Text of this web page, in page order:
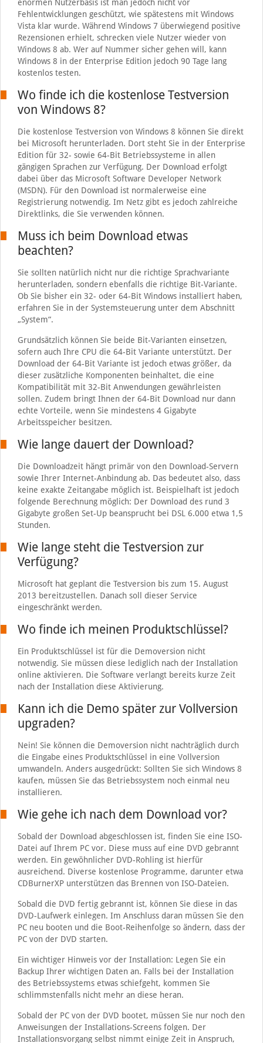
enormen Nutzerbasis ist man jedoch nicht vor
Fehlentwicklungen geschützt, wie spätestens mit Windows
Vista klar wurde. Während Windows 7 überwiegend positive
Rezensionen erhielt, schrecken viele Nutzer wieder von
Windows 8 ab. Wer auf Nummer sicher gehen will, kann
Windows 8 in der Enterprise Edition jedoch 90 Tage lang
kostenlos testen.
Wo finde ich die kostenlose Testversion
von Windows 8?
Die kostenlose Testversion von Windows 8 können Sie direkt
bei Microsoft herunterladen. Dort steht Sie in der Enterprise
Edition für 32- sowie 64-Bit Betriebssysteme in allen
gängigen Sprachen zur Verfügung. Der Download erfolgt
dabei über das Microsoft Software Developer Network
(MSDN). Für den Download ist normalerweise eine
Registrierung notwendig. Im Netz gibt es jedoch zahlreiche
Direktlinks, die Sie verwenden können.
Muss ich beim Download etwas
beachten?
Sie sollten natürlich nicht nur die richtige Sprachvariante
herunterladen, sondern ebenfalls die richtige Bit-Variante.
Ob Sie bisher ein 32- oder 64-Bit Windows installiert haben,
erfahren Sie in der Systemsteuerung unter dem Abschnitt
„System“.
Grundsätzlich können Sie beide Bit-Varianten einsetzen,
sofern auch Ihre CPU die 64-Bit Variante unterstützt. Der
Download der 64-Bit Variante ist jedoch etwas größer, da
dieser zusätzliche Komponenten beinhaltet, die eine
Kompatibilität mit 32-Bit Anwendungen gewährleisten
sollen. Zudem bringt Ihnen der 64-Bit Download nur dann
echte Vorteile, wenn Sie mindestens 4 Gigabyte
Arbeitsspeicher besitzen.
Wie lange dauert der Download?
Die Downloadzeit hängt primär von den Download-Servern
sowie Ihrer Internet-Anbindung ab. Das bedeutet also, dass
keine exakte Zeitangabe möglich ist. Beispielhaft ist jedoch
folgende Berechnung möglich: Der Download des rund 3
Gigabyte großen Set-Up beansprucht bei DSL 6.000 etwa 1,5
Stunden.
Wie lange steht die Testversion zur
Verfügung?
Microsoft hat geplant die Testversion bis zum 15. August
2013 bereitzustellen. Danach soll dieser Service
eingeschränkt werden.
Wo finde ich meinen Produktschlüssel?
Ein Produktschlüssel ist für die Demoversion nicht
notwendig. Sie müssen diese lediglich nach der Installation
online aktivieren. Die Software verlangt bereits kurze Zeit
nach der Installation diese Aktivierung.
Kann ich die Demo später zur Vollversion
upgraden?
Nein! Sie können die Demoversion nicht nachträglich durch
die Eingabe eines Produktschlüssel in eine Vollversion
umwandeln. Anders ausgedrückt: Sollten Sie sich Windows 8
kaufen, müssen Sie das Betriebssystem noch einmal neu
installieren.
Wie gehe ich nach dem Download vor?
Sobald der Download abgeschlossen ist, finden Sie eine ISO-
Datei auf Ihrem PC vor. Diese muss auf eine DVD gebrannt
werden. Ein gewöhnlicher DVD-Rohling ist hierfür
ausreichend. Diverse kostenlose Programme, darunter etwa
CDBurnerXP unterstützen das Brennen von ISO-Dateien.
Sobald die DVD fertig gebrannt ist, können Sie diese in das
DVD-Laufwerk einlegen. Im Anschluss daran müssen Sie den
PC neu booten und die Boot-Reihenfolge so ändern, dass der
PC von der DVD starten.
Ein wichtiger Hinweis vor der Installation: Legen Sie ein
Backup Ihrer wichtigen Daten an. Falls bei der Installation
des Betriebssystems etwas schiefgeht, kommen Sie
schlimmstenfalls nicht mehr an diese heran.
Sobald der PC von der DVD bootet, müssen Sie nur noch den
Anweisungen der Installations-Screens folgen. Der
Installationsvorgang selbst nimmt einige Zeit in Anspruch,